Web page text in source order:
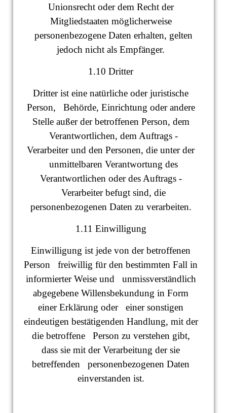
Unionsrecht oder dem Recht der
Mitgliedstaaten möglicherweise
personenbezogene Daten erhalten, gelten
jedoch nicht als Empfänger.
1.10 Dritter
Dritter ist eine natürliche oder juristische
Person, Behörde, Einrichtung oder andere
Stelle außer der betroffenen Person, dem
Verantwortlichen, dem Auftrags -
Verarbeiter und den Personen, die unter der
unmittelbaren Verantwortung des
Verantwortlichen oder des Auftrags -
Verarbeiter befugt sind, die
personenbezogenen Daten zu verarbeiten.
1.11 Einwilligung
Einwilligung ist jede von der betroffenen
Person freiwillig für den bestimmten Fall in
informierter Weise und unmissverständlich
abgegebene Willensbekundung in Form
einer Erklärung oder einer sonstigen
eindeutigen bestätigenden Handlung, mit der
die betroffene Person zu verstehen gibt,
dass sie mit der Verarbeitung der sie
betreffenden personenbezogenen Daten
einverstanden ist.